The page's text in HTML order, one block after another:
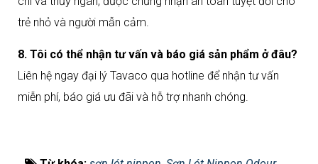
trẻ nhỏ và người mẫn cảm.
8. Tôi có thể nhận tư vấn và báo giá sản phẩm ở đâu?
Liên hệ ngay đại lý Tavaco qua hotline để nhận tư vấn
miễn phí, báo giá ưu đãi và hỗ trợ nhanh chóng.